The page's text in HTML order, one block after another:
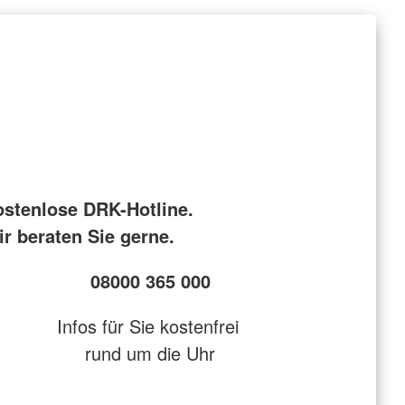
DRK-Hotline.
beraten Sie gerne.
08000 365 000
Infos für Sie kostenfrei
rund um die Uhr